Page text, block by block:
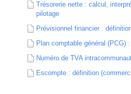
Trésorerie nette : calcul,
pilotage
Prévisionnel financier :
Plan comptable général (PCG)
Numéro de TVA
Escompte : définition